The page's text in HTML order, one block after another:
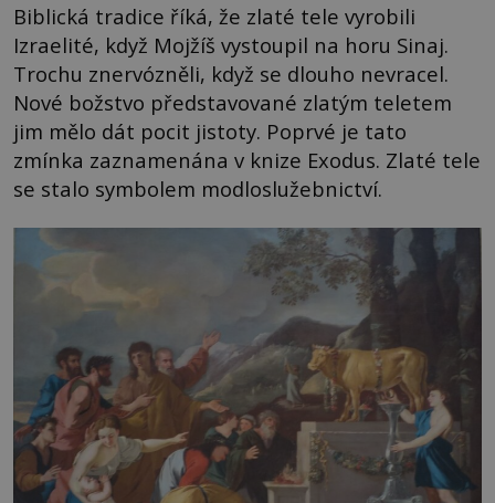
Biblická tradice říká, že zlaté tele vyrobili
Izraelité, když Mojžíš vystoupil na horu Sinaj.
Trochu znervózněli, když se dlouho nevracel.
Nové božstvo představované zlatým teletem
jim mělo dát pocit jistoty. Poprvé je tato
zmínka zaznamenána v knize Exodus. Zlaté tele
se stalo symbolem modloslužebnictví.